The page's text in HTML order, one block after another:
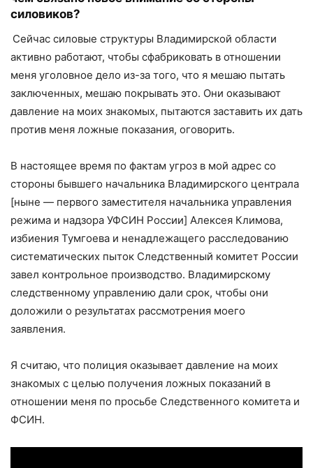
силовиков?
Сейчас силовые структуры Владимирской области
активно работают, чтобы сфабриковать в отношении
меня уголовное дело из-за того, что я мешаю пытать
заключенных, мешаю покрывать это. Они оказывают
давление на моих знакомых, пытаются заставить их дать
против меня ложные показания, оговорить.
В настоящее время по фактам угроз в мой адрес со
стороны бывшего начальника Владимирского централа
[ныне — первого заместителя начальника управления
режима и надзора УФСИН России] Алексея Климова,
избиения Тумгоева и ненадлежащего расследованию
систематических пыток Следственный комитет России
завел контрольное производство. Владимирскому
следственному управлению дали срок, чтобы они
доложили о результатах рассмотрения моего
заявления.
Я считаю, что полиция оказывает давление на моих
знакомых с целью получения ложных показаний в
отношении меня по просьбе Следственного комитета и
ФСИН.